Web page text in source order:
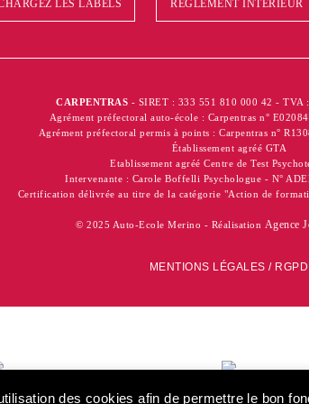
LES LABELS RÉGLEMENT INTÉRIEUR
CARPENTRAS - SIRET : 333 551 810 000 42 - TVA
Agrément préfectoral auto-école : Carpentras n°
Agrément préfectoral permis à points : Carpentras n°
Établissement agréé GTA
Etablissement agréé Centre de Test
Intervenante : Carole Boffelli Psychologue - N°
Certification délivrée au titre de la catégorie "Action de
© 2025 Auto-Ecole Merino - Réalisation Agence
MENTIONS LÉGALES / RGPD
des cookies afin de permettre le bon